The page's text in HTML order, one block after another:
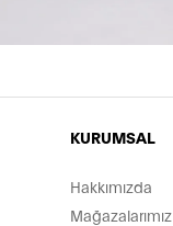
KURUMSAL
Hakkımızda
Mağazalarımız